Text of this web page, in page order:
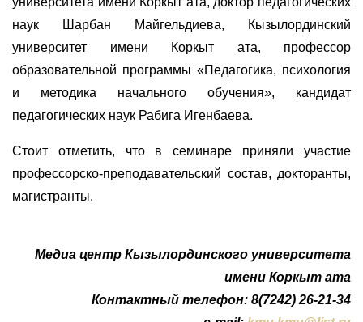
наук Шарбан Майгельдиева, Кызылординский
университет имени Коркыт ата, профессор
образовательной программы «Педагогика, психология
и методика начального обучения», кандидат
педагогических наук Рабига Игенбаева.
Стоит отметить, что в семинаре приняли участие
профессорско-преподавательский состав, докторанты,
магистранты.
Медиа центр Кызылординского университета
имени Коркыт ата
Контактный телефон: 8(7242) 26-21-34